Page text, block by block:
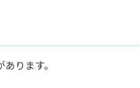
ります。